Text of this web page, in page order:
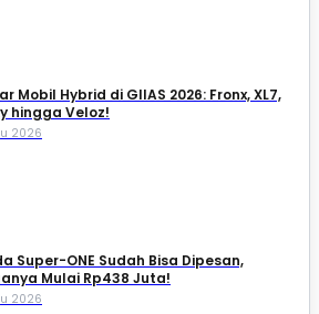
Mobil Hybrid di GIIAS 2026: Fronx, XL7,
hingga Veloz!
2026
Super-ONE Sudah Bisa Dipesan,
Mulai Rp438 Juta!
2026